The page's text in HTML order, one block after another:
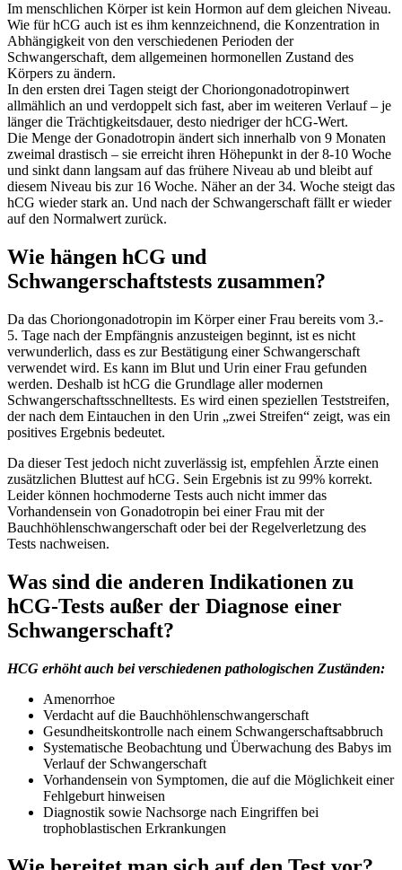
Im menschlichen Körper ist kein Hormon auf dem gleichen Niveau.
Wie für hCG auch ist es ihm kennzeichnend, die Konzentration in
Abhängigkeit von den verschiedenen Perioden der
Schwangerschaft, dem allgemeinen hormonellen Zustand des
Körpers zu ändern.
In den ersten drei Tagen steigt der Choriongonadotropinwert
allmählich an und verdoppelt sich fast, aber im weiteren Verlauf – je
länger die Trächtigkeitsdauer, desto niedriger der hCG-Wert.
Die Menge der Gonadotropin ändert sich innerhalb von 9 Monaten
zweimal drastisch – sie erreicht ihren Höhepunkt in der 8-10 Woche
und sinkt dann langsam auf das frühere Niveau ab und bleibt auf
diesem Niveau bis zur 16 Woche. Näher an der 34. Woche steigt das
hCG wieder stark an. Und nach der Schwangerschaft fällt er wieder
auf den Normalwert zurück.
Wie hängen hCG und
Schwangerschaftstests zusammen?
Da das Choriongonadotropin im Körper einer Frau bereits vom 3.-
5. Tage nach der Empfängnis anzusteigen beginnt, ist es nicht
verwunderlich, dass es zur Bestätigung einer Schwangerschaft
verwendet wird. Es kann im Blut und Urin einer Frau gefunden
werden. Deshalb ist hCG die Grundlage aller modernen
Schwangerschaftsschnelltests. Es wird einen speziellen Teststreifen,
der nach dem Eintauchen in den Urin „zwei Streifen“ zeigt, was ein
positives Ergebnis bedeutet.
Da dieser Test jedoch nicht zuverlässig ist, empfehlen Ärzte einen
zusätzlichen Bluttest auf hCG. Sein Ergebnis ist zu 99% korrekt.
Leider können hochmoderne Tests auch nicht immer das
Vorhandensein von Gonadotropin bei einer Frau mit der
Bauchhöhlenschwangerschaft oder bei der Regelverletzung des
Tests nachweisen.
Was sind die anderen Indikationen zu
hCG-Tests außer der Diagnose einer
Schwangerschaft?
HCG erhöht auch bei verschiedenen pathologischen Zuständen:
Amenorrhoe
Verdacht auf die Bauchhöhlenschwangerschaft
Gesundheitskontrolle nach einem Schwangerschaftsabbruch
Systematische Beobachtung und Überwachung des Babys im
Verlauf der Schwangerschaft
Vorhandensein von Symptomen, die auf die Möglichkeit einer
Fehlgeburt hinweisen
Diagnostik sowie Nachsorge nach Eingriffen bei
trophoblastischen Erkrankungen